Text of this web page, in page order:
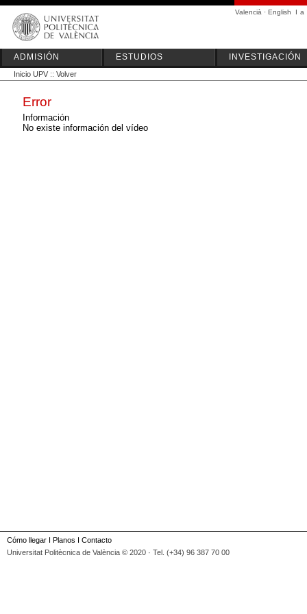
Valencià · English I a
ADMISIÓN ESTUDIOS INVESTIGACIÓN
Inicio UPV :: Volver
Error
Información
No existe información del vídeo
Cómo llegar I Planos I Contacto
Universitat Politècnica de València © 2020 · Tel. (+34) 96 387 70 00